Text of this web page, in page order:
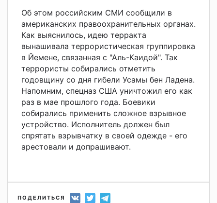
Об этом российским СМИ сообщили в
американских правоохранительных органах.
Как выяснилось, идею терракта
вынашивала террористическая группировка
в Йемене, связанная с "Аль-Каидой". Так
террористы собирались отметить
годовщину со дня гибели Усамы бен Ладена.
Напомним, спецназ США уничтожил его как
раз в мае прошлого года. Боевики
собирались применить сложное взрывное
устройство. Исполнитель должен был
спрятать взрывчатку в своей одежде - его
арестовали и допрашивают.
ПОДЕЛИТЬСЯ